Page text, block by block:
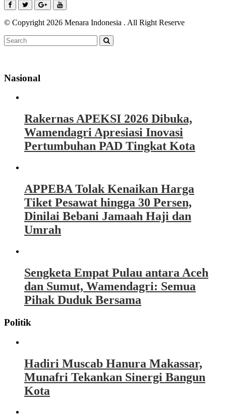
© Copyright 2026 Menara Indonesia . All Right Reserve
Nasional
Rakernas APEKSI 2026 Dibuka,
Wamendagri Apresiasi Inovasi
Pertumbuhan PAD Tingkat Kota
APPEBA Tolak Kenaikan Harga
Tiket Pesawat hingga 30 Persen,
Dinilai Bebani Jamaah Haji dan
Umrah
Sengketa Empat Pulau antara Aceh
dan Sumut, Wamendagri: Semua
Pihak Duduk Bersama
Politik
Hadiri Muscab Hanura Makassar,
Munafri Tekankan Sinergi Bangun
Kota